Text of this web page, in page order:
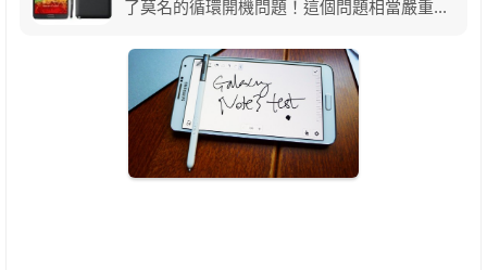
了莫名的循環開機問題！這個問題相當嚴重...